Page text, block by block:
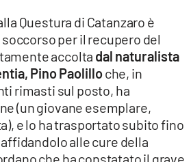
Questura di Catanzaro è
per il recupero del
accolta dal naturalista
Pino Paolilloche, in
rimasti sul posto, ha
(un giovane esemplare,
e lo ha trasportato subito fino
affidandolo alle cure della
che ha constatato il grave